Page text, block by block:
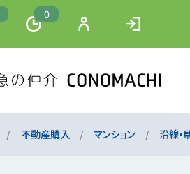
0
不動産購入 マンション 沿線・